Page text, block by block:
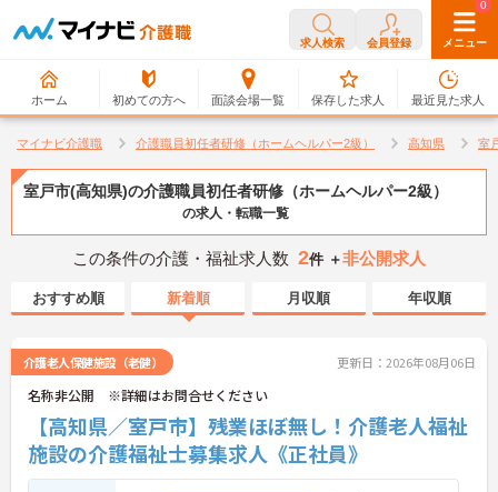
求人検索 会員登録 メニュー
ホーム 初めての方へ 面談会場一覧
0
保存した求人
0
最近見た求人
マイナビ介護職 介護職員初任者研修（ホームヘルパー2級） 高知県 室
室戸市(高知県)の介護職員初任者研修（ホームヘルパー2級）
の求人・転職一覧
この条件の介護・福祉求人数 2件 ＋非公開求人
おすすめ順 新着順 月収順 年収順
介護老人保健施設（老健） 更新日：2026年08月06日
名称非公開 ※詳細はお問合せください
【高知県／室戸市】残業ほぼ無し！介護老人福祉
施設の介護福祉士募集求人《正社員》